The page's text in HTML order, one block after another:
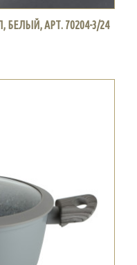
БЕЛЫЙ, АРТ. 70204-3/24